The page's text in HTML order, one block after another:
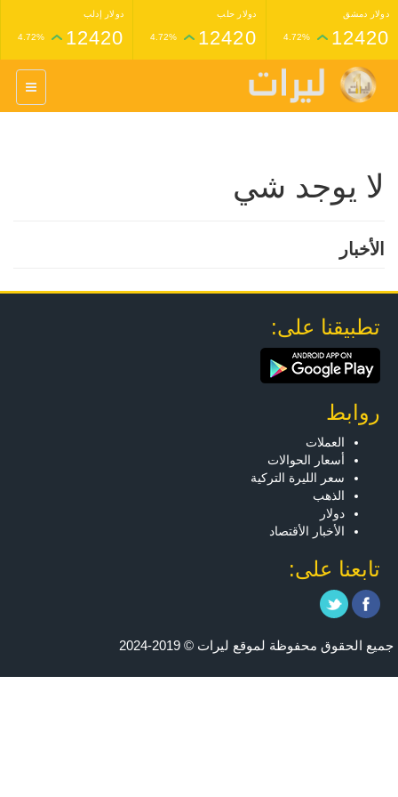
دولار دمشق
12420
4.72%
دولار حلب
12420
4.72%
دولار إدلب
12420
4.72%
غرام عيار 24 ذهب
1,398,000
4.33%
1,227,000
لا يوجد شي
الأخبار
تطبيقنا على:
روابط
العملات
أسعار الحوالات
سعر الليرة التركية
الذهب
دولار
الأخبار الأقتصاد
تابعنا على:
جميع الحقوق محفوظة لموقع ليرات © 2019-2024